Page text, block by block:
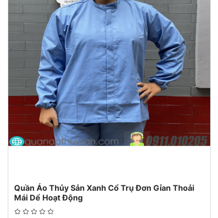
Màu sắc : Xanh
Kích thước : S-3XL Trọng lượng : 0.5kg
Giới tính : Unisex Nam nữ đều mặc được .
Tính năng : Thoáng khí, mồ hôi hấp thụ, chịu mài mòn, dễ
dàng rửa, chống bụi
Ứng dụng: Chế Biến thực phẩm, Bao Bì Thực Phẩm, Dược
Phẩm, Nướng, mỹ phẩm, dược phẩm, thủy sản...
Quy cách đóng gói : 1 bộ 1 gói, 1 thùng 10 bộ .
Quần áo thực phẩm may vải silk ngựa rất mịn, mặc mát hút
thấm mồ hôi.
Nhà sản xuất : Công ty May Đồng Phục Việt An. Sản phẩm
Quần Áo Thủy Sản Xanh Cổ Trụ Đơn Gỉan Thoải
Mái Dể Hoạt Động